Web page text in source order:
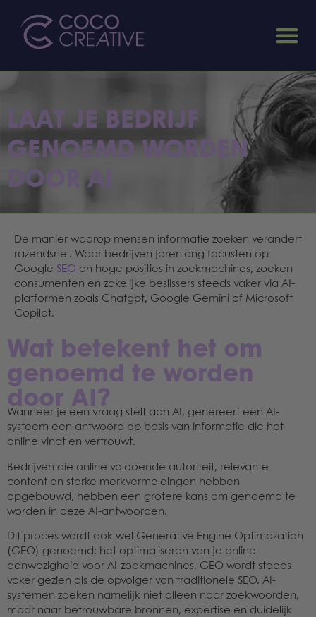
LAAT JE BEDRIJF
GENOEMD WORDEN
DOOR AI
De manier waarop mensen informatie zoeken verandert
razendsnel. Waar bedrijven jarenlang focusten op
Google SEO en hoge posities in zoekmachines, zoeken
consumenten en zakelijke beslissers steeds vaker via AI-
platformen zoals Chatgpt, Google Gemini of Microsoft
Copilot.
Wat betekent het om
genoemd te worden
door AI?
Wanneer je een vraag stelt aan AI, genereert een AI-
systeem een antwoord op basis van informatie die het
online vindt en vertrouwt.
Bedrijven die online voldoende autoriteit, relevante
content en sterke merkvermeldingen hebben
opgebouwd, hebben een grotere kans om genoemd te
worden in deze AI-antwoorden.
Dit proces wordt ook wel Generative Engine Optimazation
(GEO) genoemd: het optimaliseren van je online
aanwezigheid voor AI-zoekmachines. GEO wordt steeds
vaker gezien als de opvolger van traditionele SEO. AI-
systemen zoeken namelijk niet alleen naar zoekwoorden,
maar naar betrouwbare bronnen, expertise en duidelijk